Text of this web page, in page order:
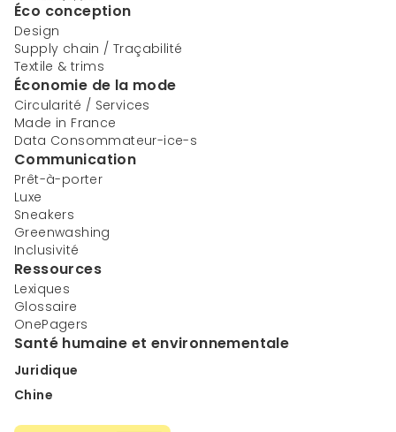
Éco conception
Design
Supply chain / Traçabilité
Textile & trims
Économie de la mode
Circularité / Services
Made in France
Data Consommateur-ice-s
Communication
Prêt-à-porter
Luxe
Sneakers
Greenwashing
Inclusivité
Ressources
Lexiques
Glossaire
OnePagers
Santé humaine et environnementale
Juridique
Chine